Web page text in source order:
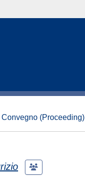
(Proceeding)